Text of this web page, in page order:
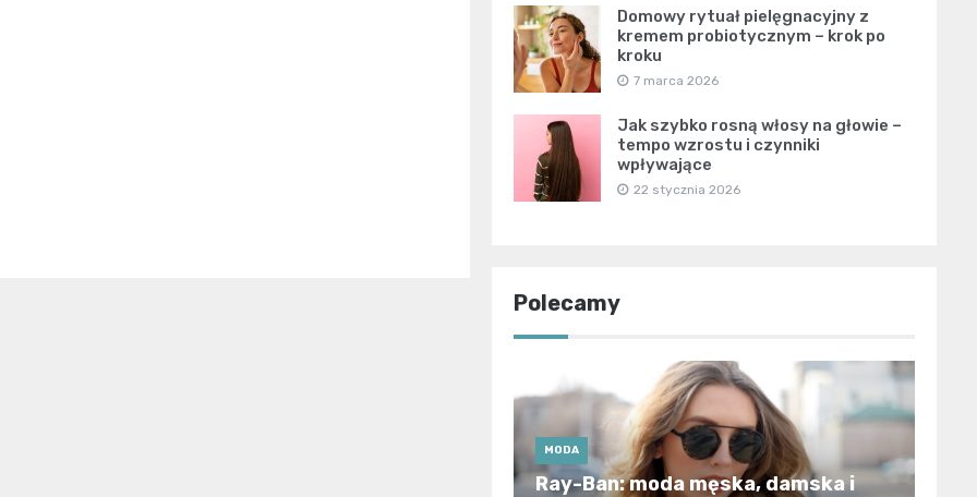
Domowy rytuał pielęgnacyjny z
kremem probiotycznym – krok po
kroku
7 marca 2026
Jak szybko rosną włosy na głowie –
tempo wzrostu i czynniki
wpływające
22 stycznia 2026
Polecamy
MODA
Ray-Ban: moda męska, damska i